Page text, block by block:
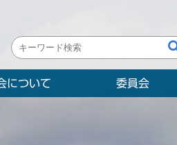
について 委員会